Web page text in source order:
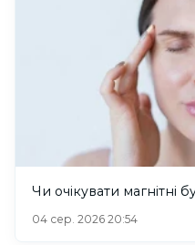
Чи очікувати магнітні
04 сер. 2026 20:54